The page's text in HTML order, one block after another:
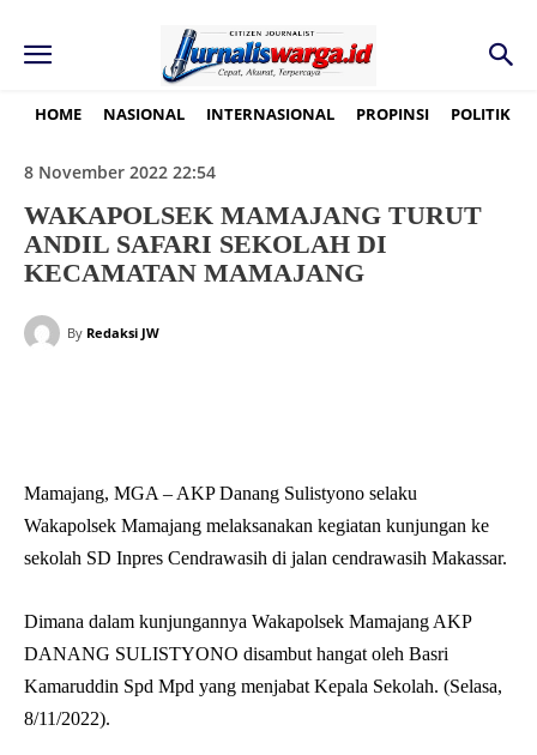
HOME NASIONAL INTERNASIONAL PROPINSI POLITIK
8 November 2022 22:54
WAKAPOLSEK MAMAJANG TURUT
ANDIL SAFARI SEKOLAH DI
KECAMATAN MAMAJANG
By Redaksi JW
Mamajang, MGA – AKP Danang Sulistyono selaku
Wakapolsek Mamajang melaksanakan kegiatan kunjungan ke
sekolah SD Inpres Cendrawasih di jalan cendrawasih Makassar.
Dimana dalam kunjungannya Wakapolsek Mamajang AKP
DANANG SULISTYONO disambut hangat oleh Basri
Kamaruddin Spd Mpd yang menjabat Kepala Sekolah. (Selasa,
8/11/2022).